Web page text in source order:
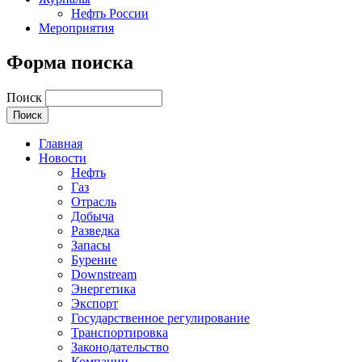
Нефть России
Мероприятия
Форма поиска
Поиск
Главная
Новости
Нефть
Газ
Отрасль
Добыча
Разведка
Запасы
Бурение
Downstream
Энергетика
Экспорт
Государственное регулирование
Транспортировка
Законодательство